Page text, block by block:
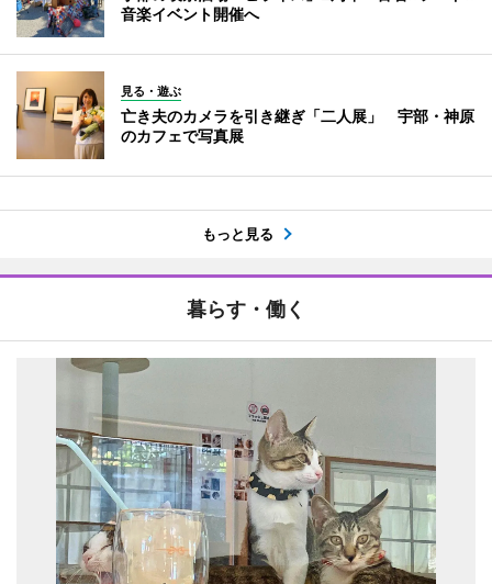
音楽イベント開催へ
見る・遊ぶ
亡き夫のカメラを引き継ぎ「二人展」 宇部・神原
のカフェで写真展
もっと見る
暮らす・働く